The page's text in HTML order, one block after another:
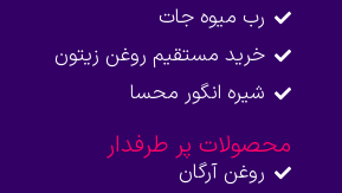
رب میوه جات
خرید مستقیم روغن زیتون
شیره انگور محسا
محصولات پر طرفدار
روغن آرگان